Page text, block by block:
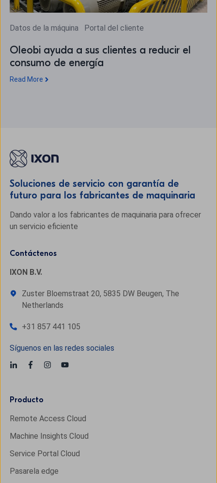
Datos de la máquina Portal del cliente
Oleobi ayuda a sus clientes a reducir el
consumo de energía
Read More
Soluciones de servicio con garantía de
futuro para los fabricantes de maquinaria
Dando valor a los fabricantes de maquinaria para ofrecer
un servicio eficiente
Contáctenos
IXON B.V.
Zuster Bloemstraat 20, 5835 DW Beugen, The
Netherlands
+31 857 441 105
Síguenos en las redes sociales
Producto
Remote Access Cloud
Machine Insights Cloud
Service Portal Cloud
Pasarela edge